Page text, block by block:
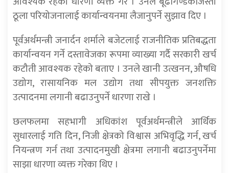
ठूला परियोजनालाई कार्यान्वयनमा लैजानुपर्ने सुझाव दिए ।
पूर्वअर्थमन्त्री जनार्दन शर्माले बजेटलाई राजनीतिक प्रतिबद्धता
कार्यान्वयन गर्ने दस्तावेजका रूपमा व्याख्या गर्दै सरकारी खर्च
कटौती आवश्यक रहेको बताए । उनले खानी उत्खनन, औषधि
उद्योग, रासायनिक मल उद्योग तथा सीपयुक्त जनशक्ति
उत्पादनमा लगानी बढाउनुपर्ने धारणा राखे ।
छलफलमा सहभागी अधिकांश पूर्वअर्थमन्त्रीले आर्थिक
सुधारलाई गति दिन, निजी क्षेत्रको विश्वास अभिवृद्धि गर्न, खर्च
नियन्त्रण गर्न तथा उत्पादनमुखी क्षेत्रमा लगानी बढाउनुपर्नेमा
साझा धारणा व्यक्त गरेका थिए ।